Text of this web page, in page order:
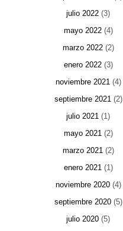
julio 2022 (3)
mayo 2022(4)
marzo 2022(2)
enero 2022(3)
noviembre 2021(4)
septiembre 2021(2)
julio 2021 (1)
mayo 2021(2)
marzo 2021(2)
enero 2021(1)
noviembre 2020(4)
septiembre 2020(5)
julio 2020 (5)